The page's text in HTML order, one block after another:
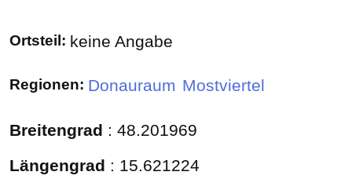
Ortsteil: keine Angabe
Regionen: Donauraum Mostviertel
Breitengrad : 48.201969
Längengrad : 15.621224